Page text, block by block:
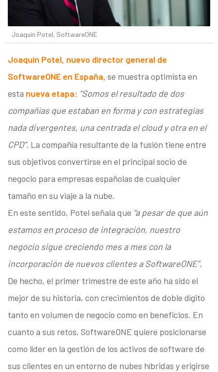
Joaquin Potel, SoftwareONE
Joaquín Potel, nuevo director general de
SoftwareONE en España, se muestra optimista en
esta nueva etapa: “Somos el resultado de dos
compañías que estaban en forma y con estrategias
nada divergentes, una centrada el cloud y otra en el
CPD”. La compañía resultante de la fusión tiene entre
sus objetivos convertirse en el principal socio de
negocio para empresas españolas de cualquier
tamaño en su viaje a la nube.
En este sentido, Potel señala que “a pesar de que aún
estamos en proceso de integración, nuestro
negocio sigue creciendo mes a mes con la
incorporación de nuevos clientes a SoftwareONE”.
De hecho, el primer trimestre de este año ha sido el
mejor de su historia, con crecimientos de doble dígito
tanto en volumen de negocio como en beneficios. En
cuanto a sus retos, SoftwareONE quiere posicionarse
como líder en la gestión de los activos de software de
sus clientes en un entorno de nubes híbridas y erigirse